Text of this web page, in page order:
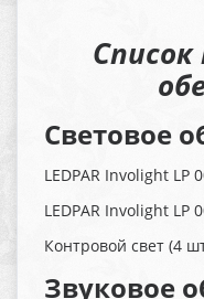
Список
Световое
LEDPAR Involight LP
LEDPAR Involight LP
Контровой свет (4
Звуковое